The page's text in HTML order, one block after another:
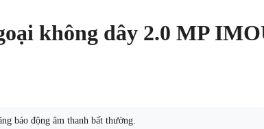
không dây 2.0 MP
báo động âm thanh bất thường.